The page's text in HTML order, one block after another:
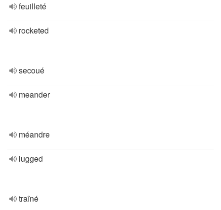
feuilleté
rocketed
secoué
meander
méandre
lugged
traîné